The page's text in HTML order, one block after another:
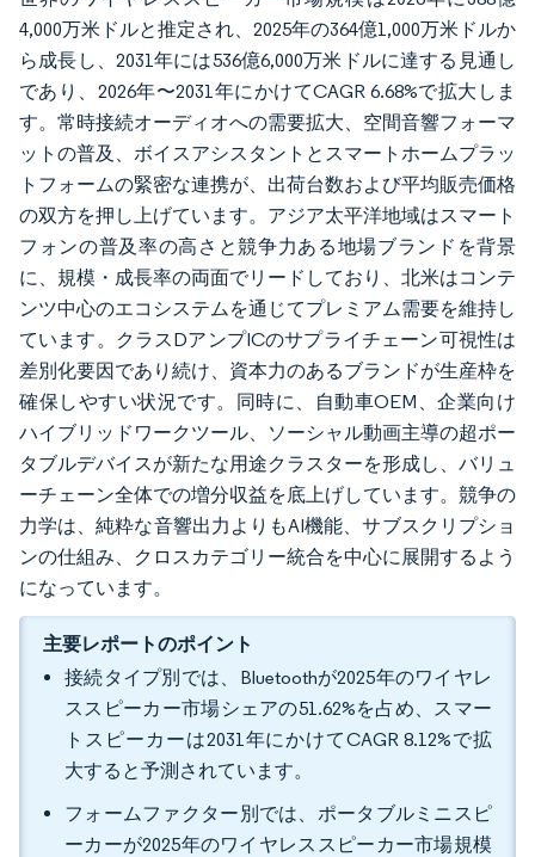
4,000万米ドルと推定され、2025年の364億1,000万米ドルか
ら成長し、2031年には536億6,000万米ドルに達する見通し
であり、2026年〜2031年にかけてCAGR 6.68%で拡大しま
す。常時接続オーディオへの需要拡大、空間音響フォーマ
ットの普及、ボイスアシスタントとスマートホームプラッ
トフォームの緊密な連携が、出荷台数および平均販売価格
の双方を押し上げています。アジア太平洋地域はスマート
フォンの普及率の高さと競争力ある地場ブランドを背景
に、規模・成長率の両面でリードしており、北米はコンテ
ンツ中心のエコシステムを通じてプレミアム需要を維持し
ています。クラスDアンプICのサプライチェーン可視性は
差別化要因であり続け、資本力のあるブランドが生産枠を
確保しやすい状況です。同時に、自動車OEM、企業向け
ハイブリッドワークツール、ソーシャル動画主導の超ポー
タブルデバイスが新たな用途クラスターを形成し、バリュ
ーチェーン全体での増分収益を底上げしています。競争の
力学は、純粋な音響出力よりもAI機能、サブスクリプショ
ンの仕組み、クロスカテゴリー統合を中心に展開するよう
になっています。
主要レポートのポイント
接続タイプ別では、Bluetoothが2025年のワイヤレ
ススピーカー市場シェアの51.62%を占め、スマー
トスピーカーは2031年にかけてCAGR 8.12%で拡
大すると予測されています。
フォームファクター別では、ポータブルミニスピ
ーカーが2025年のワイヤレススピーカー市場規模